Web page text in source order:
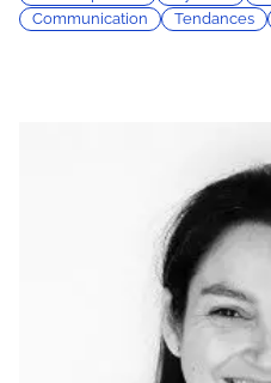
Communication
Tendances